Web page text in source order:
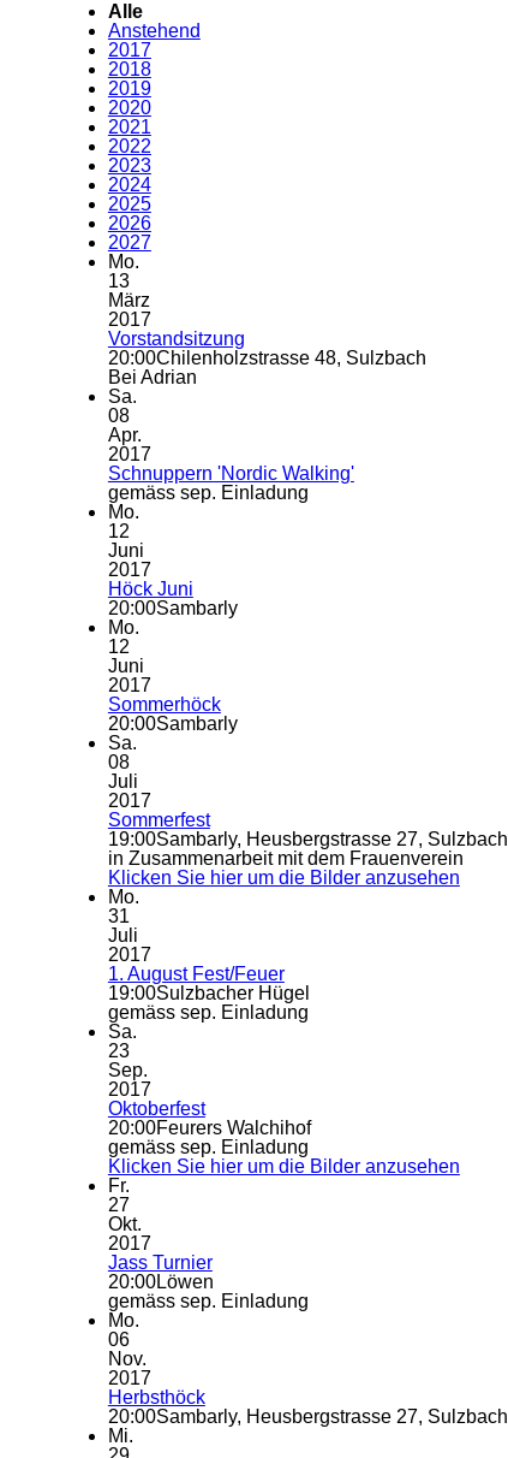
Alle
Anstehend
2017
2018
2019
2020
2021
2022
2023
2024
2025
2026
2027
Mo.
13
März
2017
Vorstandsitzung
20:00Chilenholzstrasse 48, Sulzbach
Bei Adrian
Sa.
08
Apr.
2017
Schnuppern 'Nordic Walking'
gemäss sep. Einladung
Mo.
12
Juni
2017
Höck Juni
20:00Sambarly
Mo.
12
Juni
2017
Sommerhöck
20:00Sambarly
Sa.
08
Juli
2017
Sommerfest
19:00Sambarly, Heusbergstrasse 27, Sulzbach
in Zusammenarbeit mit dem Frauenverein
Klicken Sie hier um die Bilder anzusehen
Mo.
31
Juli
2017
1. August Fest/Feuer
19:00Sulzbacher Hügel
gemäss sep. Einladung
Sa.
23
Sep.
2017
Oktoberfest
20:00Feurers Walchihof
gemäss sep. Einladung
Klicken Sie hier um die Bilder anzusehen
Fr.
27
Okt.
2017
Jass Turnier
20:00Löwen
gemäss sep. Einladung
Mo.
06
Nov.
2017
Herbsthöck
20:00Sambarly, Heusbergstrasse 27, Sulzbach
Mi.